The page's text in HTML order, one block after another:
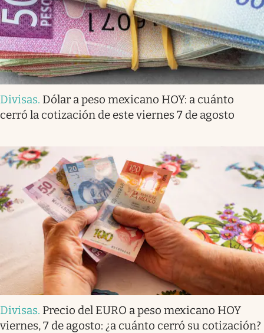
Divisas. Dólar a peso mexicano HOY: a cuánto
cerró la cotización de este viernes 7 de agosto
Divisas. Precio del EURO a peso mexicano HOY
viernes, 7 de agosto: ¿a cuánto cerró su cotización?